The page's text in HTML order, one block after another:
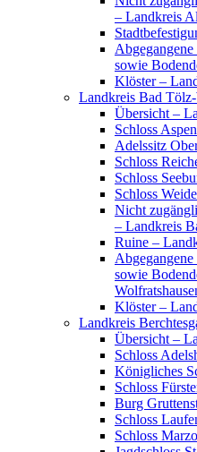
– Landkreis
sowie
Klöster –
Landkreis Bad
Übersicht –
Schloss
Adelssitz
Schloss
Schloss
Schloss
Nicht
– Landkreis
Ruine –
sowie
Klöster –
Landkreis
Übersicht –
Schloss
Königliches
Schloss
Burg
Schloss
Schloss